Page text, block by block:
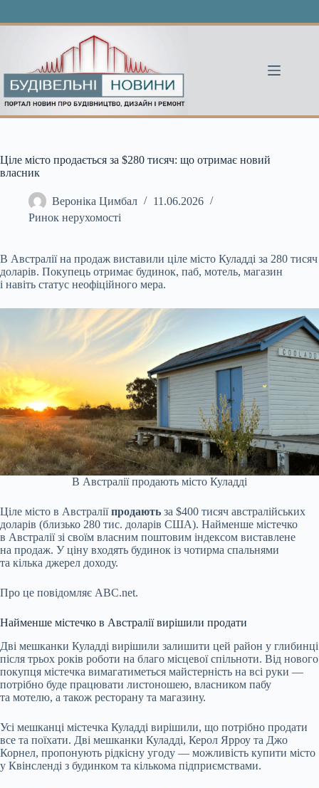
Ціле місто продається за $280 тисяч: що отримає новий
власник
Вероніка Цимбал
11.06.2026
Ринок нерухомості
В Австралії на продаж виставили ціле місто Куладді за 280 тисяч
доларів. Покупець отримає будинок, паб, мотель, магазин
і навіть статус неофіційного мера.
В Австралії продають місто Куладді
Ціле місто в Австраліїпродають за $400 тисяч австралійських
доларів (близько 280 тис. доларів США). Найменше містечко
в Австралії зі своїм власним поштовим індексом виставлене
на продаж. У ціну входять будинок із чотирма спальнями
та кілька джерел доходу.
Про це повідомляє ABC.net.
Найменше містечко в Австралії вирішили продати
Дві мешканки Куладді вирішили залишити цей район у глибинці
після трьох років роботи на благо місцевої спільноти. Від нового
покупця містечка вимагатиметься майстерність на всі руки —
потрібно буде працювати листоношею, власником пабу
та мотелю, а також ресторану та магазину.
Усі мешканці містечка Куладді вирішили, що потрібно продати
все та поїхати. Дві мешканки Куладді, Керол Ярроу та Джо
Корнел, пропонують рідкісну угоду — можливість купити місто
у Квінсленді з будинком та кількома підприємствами.